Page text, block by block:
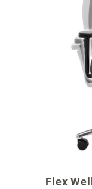
Flex